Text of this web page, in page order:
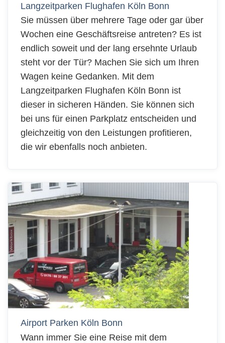
Langzeitparken Flughafen Köln Bonn
Sie müssen über mehrere Tage oder gar über
Wochen eine Geschäftsreise antreten? Es ist
endlich soweit und der lang ersehnte Urlaub
steht vor der Tür? Machen Sie sich um Ihren
Wagen keine Gedanken. Mit dem
Langzeitparken Flughafen Köln Bonn ist
dieser in sicheren Händen. Sie können sich
bei uns für einen Parkplatz entscheiden und
gleichzeitig von den Leistungen profitieren,
die wir ebenfalls noch anbieten.
Airport Parken Köln Bonn
Wann immer Sie eine Reise mit dem